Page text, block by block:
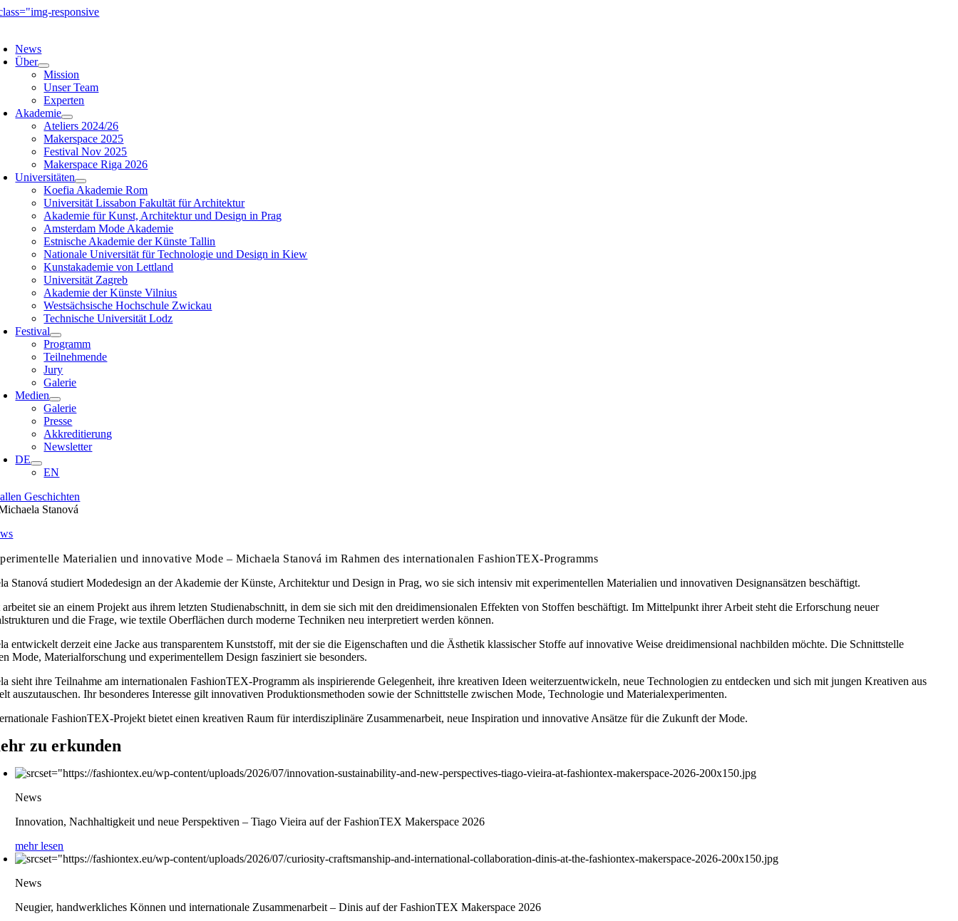
Zum
News
Über
Mission
Unser Team
Experten
Akademie
Ateliers 2024/26
Makerspace 2025
Festival Nov 2025
Makerspace Riga 2026
Universitäten
Koefia Akademie Rom
Universität Lissabon Fakultät für Architektur
Akademie für Kunst, Architektur und Design in Prag
Amsterdam Mode Akademie
Estnische Akademie der Künste Tallin
Nationale Universität für Technologie und Design in Kiew
Kunstakademie von Lettland
Universität Zagreb
Akademie der Künste Vilnius
Westsächsische Hochschule Zwickau
Technische Universität Lodz
Festival
Programm
Teilnehmende
Jury
Galerie
Medien
Galerie
Presse
Akkreditierung
Newsletter
DE
EN
Geschichten
Materialien und innovative Mode – Michaela Stanová im Rahmen des internationalen FashionTEX-Programms
Stanová studiert Modedesign an der Akademie der Künste, Architektur und Design in Prag, wo sie sich intensiv mit experimentellen Materialien und innovativen Designansätzen beschäftigt.
sie an einem Projekt aus ihrem letzten Studienabschnitt, in dem sie sich mit den dreidimensionalen Effekten von Stoffen beschäftigt. Im Mittelpunkt ihrer Arbeit steht die Erforschung neuer
und die Frage, wie textile Oberflächen durch moderne Techniken neu interpretiert werden können.
entwickelt derzeit eine Jacke aus transparentem Kunststoff, mit der sie die Eigenschaften und die Ästhetik klassischer Stoffe auf innovative Weise dreidimensional nachbilden möchte. Die Schnittstelle
Mode, Materialforschung und experimentellem Design fasziniert sie besonders.
sieht ihre Teilnahme am internationalen FashionTEX-Programm als inspirierende Gelegenheit, ihre kreativen Ideen weiterzuentwickeln, neue Technologien zu entdecken und sich mit jungen Kreativen aus
auszutauschen. Ihr besonderes Interesse gilt innovativen Produktionsmethoden sowie der Schnittstelle zwischen Mode, Technologie und Materialexperimenten.
FashionTEX-Projekt bietet einen kreativen Raum für interdisziplinäre Zusammenarbeit, neue Inspiration und innovative Ansätze für die Zukunft der Mode.
zu erkunden
News
Innovation, Nachhaltigkeit und neue Perspektiven – Tiago Vieira auf der FashionTEX Makerspace 2026
mehr lesen
News
Neugier, handwerkliches Können und internationale Zusammenarbeit – Dinis auf der FashionTEX Makerspace 2026